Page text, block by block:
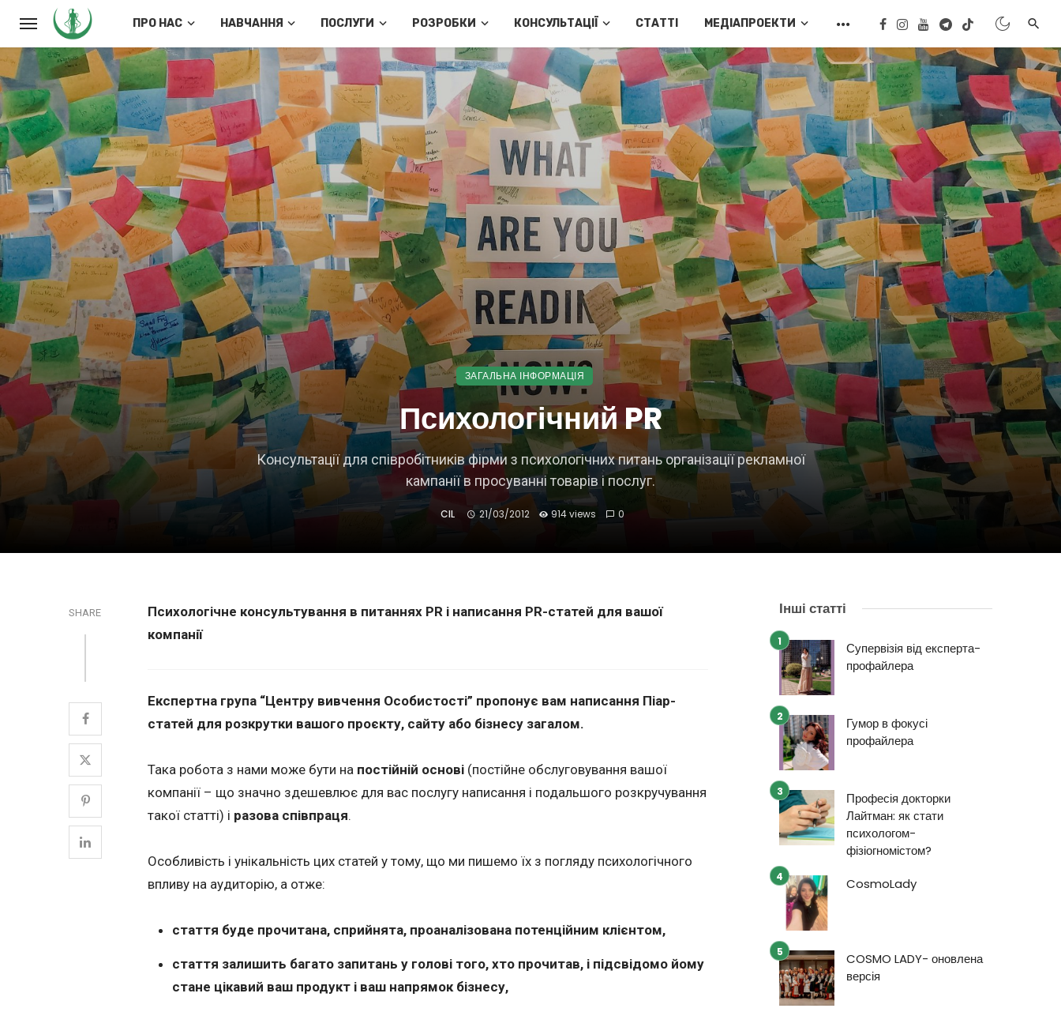
ПРО НАС НАВЧАННЯ ПОСЛУГИ РОЗРОБКИ КОНСУЛЬТАЦІЇ СТАТТІ МЕДІАПРОЕКТИ
ЗАГАЛЬНА ІНФОРМАЦІЯ
Психологічний PR
Консультації для співробітників фірми з психологічних питань організації рекламної
кампанії в просуванні товарів і послуг.
CIL 21/03/2012 914 views 0
SHARE
Психологічне консультування в питаннях PR і написання PR-статей для вашої
компанії
Експертна група “Центру вивчення Особистості” пропонує вам написання Піар-
статей для розкрутки вашого проєкту, сайту або бізнесу загалом.
Така робота з нами може бути на постійній основі (постійне обслуговування вашої
компанії – що значно здешевлює для вас послугу написання і подальшого розкручування
такої статті) і разова співпраця.
Особливість і унікальність цих статей у тому, що ми пишемо їх з погляду психологічного
впливу на аудиторію, а отже:
стаття буде прочитана, сприйнята, проаналізована потенційним клієнтом,
стаття залишить багато запитань у голові того, хто прочитав, і підсвідомо йому
стане цікавий ваш продукт і ваш напрямок бізнесу,
Інші статті
Супервізія від експерта-
профайлера
Гумор в фокусі
профайлера
Професія докторки
Лайтман: як стати
психологом-
фізіогномістом?
CosmoLady
COSMO LADY- оновлена
версія